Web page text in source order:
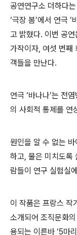
공연연구소 더하다
‘극장 봄’에서 연극 ‘
고 밝혔다. 이번 공연
가작이자, 여섯 번째
객들을 만난다.
연극 ‘바나나‘는 전염
의 사회적 통제를 연
원인을 알 수 없는
하고, 물은 미치도록
람들이 연구 실험실
이 작품은 프랑스 작
소개되어 조직문화
용되는 이른바 ‘5마